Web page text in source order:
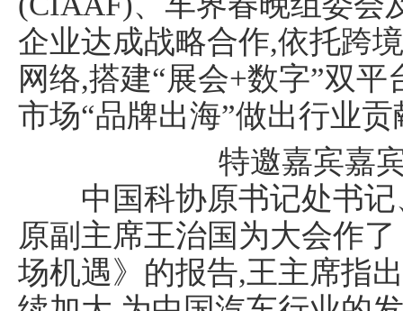
企业达成战略合作,依托跨
网络,搭建“展会+数字”双
市场“品牌出海”做出行业贡
特邀嘉宾嘉
中国科协原书记处书记
原副主席王治国为大会作
场机遇》的报告,王主席指